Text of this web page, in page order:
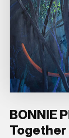
BONNIE
Together